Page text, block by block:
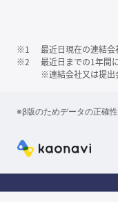
※1
最近日現在の連結
※2
最近日までの1年間
※連結会社又は提出
※β版のためデータの正確